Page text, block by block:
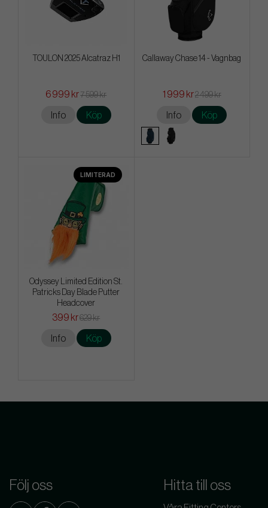
TOULON 2025 Alcatraz H1
6 999 kr7 599 kr
Info Köp
Callaway Chase 14 - Vagnbag
1 999 kr2 499 kr
Info Köp
LIMITERAD
Odyssey Limited Edition St.
Patricks Day Blade Putter
Headcover
399 kr629 kr
Info Köp
Följ oss Hitta till oss